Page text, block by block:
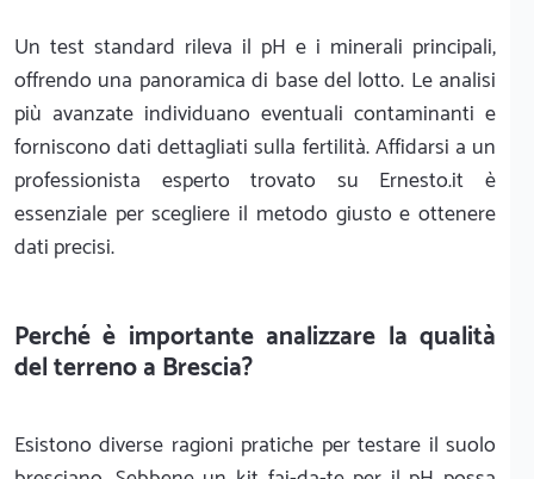
Un test standard rileva il pH e i minerali principali,
offrendo una panoramica di base del lotto. Le analisi
più avanzate individuano eventuali contaminanti e
forniscono dati dettagliati sulla fertilità. Affidarsi a un
professionista esperto trovato su Ernesto.it è
essenziale per scegliere il metodo giusto e ottenere
dati precisi.
Perché è importante analizzare la qualità
del terreno a Brescia?
Esistono diverse ragioni pratiche per testare il suolo